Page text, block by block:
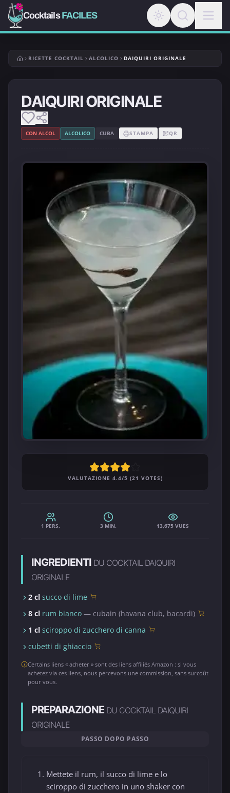
CocktailsFACILES
RICETTE COCKTAIL ALCOLICO DAIQUIRI ORIGINALE
DAIQUIRI ORIGINALE
CON ALCOL ALCOLICO CUBA STAMPA QR
VALUTAZIONE 4.4/5 (21 VOTES)
1 PERS. 3 MIN. 13,675 VUES
INGREDIENTI DU COCKTAIL DAIQUIRI
ORIGINALE
2 cl succo di lime
8 cl rum bianco — cubain (havana club, bacardi)
1 cl sciroppo di zucchero di canna
cubetti di ghiaccio
Certains liens « acheter » sont des liens affiliés Amazon : si vous
achetez via ces liens, nous percevons une commission, sans surcoût
pour vous.
PREPARAZIONE DU COCKTAIL DAIQUIRI
ORIGINALE
PASSO DOPO PASSO
Mettete il rum, il succo di lime e lo
sciroppo di zucchero in uno shaker con